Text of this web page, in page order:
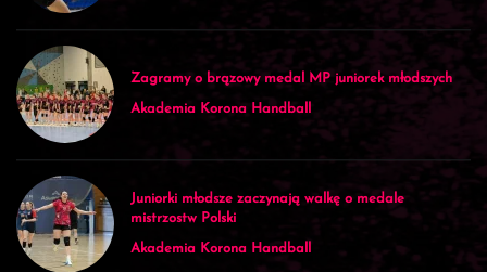
Zagramy o brązowy medal MP juniorek młodszych
Akademia Korona Handball
Juniorki młodsze zaczynają walkę o medale
mistrzostw Polski
Akademia Korona Handball